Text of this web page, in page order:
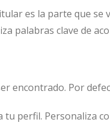
es la parte que
palabras clave de
encontrado. Por
tu perfil. Personaliza